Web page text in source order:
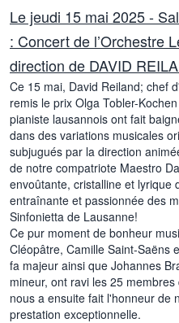
Le jeudi 15 mai 2025 -
: Concert de l’Orchestre
direction de DAVID
Ce 15 mai, David Reiland; chef
remis le prix Olga Tobler-
pianiste lausannois ont fait
dans des variations musicales
subjugués par la direction
de notre compatriote Maestro
envoûtante, cristalline et lyrique
entraînante et passionnée des
Sinfonietta de Lausanne!
Ce pur moment de bonheur
Cléopâtre, Camille Saint-Saëns
fa majeur ainsi que Johannes
mineur, ont ravi les 25
nous a ensuite fait l'honneur de
prestation exceptionnelle.